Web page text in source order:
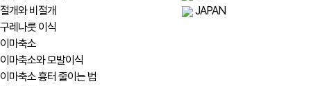
절개와 비절개
구레나룻 이식
이마축소
이마축소와 모발이식
이마축소 흉터 줄이는 법
JAPAN